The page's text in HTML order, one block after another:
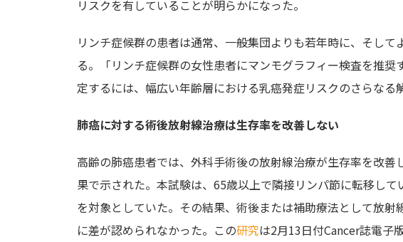
リスクを有していることが明らかになった。
リンチ症候群の患者は通常、一般集団よりも若年時に、そし
る。「リンチ症候群の女性患者にマンモグラフィー検査を推
定するには、幅広い年齢層における乳癌発症リスクのさらなる
肺癌に対する術後放射線治療は生存率を改善しない
高齢の肺癌患者では、外科手術後の放射線治療が生存率を改
果で示された。本試験は、65歳以上で隣接リンパ節に転移し
を対象としていた。その結果、術後または補助療法として放
に差が認められなかった。この研究は2月13日付Cancer誌電子